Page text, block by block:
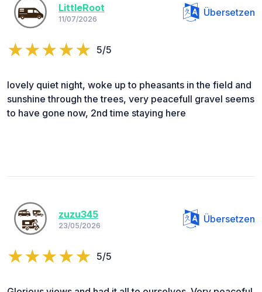
LittleRoot
11/07/2026
Übersetzen
5/5
lovely quiet night, woke up to pheasants in the field and
sunshine through the trees, very peacefull gravel seems
to have gone now, 2nd time staying here
zuzu345
23/05/2026
Übersetzen
5/5